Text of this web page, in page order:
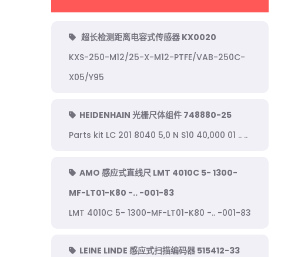
超长检测距离电容式传感器 KX0020
KXS-250-M12/25-X-M12-PTFE/VAB-250C-
X05/Y95
HEIDENHAIN 光栅尺体组件 748880-25
Parts kit LC 201 8040 5,0 N S10 40,000 01 .. ..
AMO 感应式直线尺 LMT 4010C 5- 1300-
MF-LT01-K80 -.. -001-83
LMT 4010C 5- 1300-MF-LT01-K80 -.. -001-83
LEINE LINDE 感应式扫描编码器 515412-33